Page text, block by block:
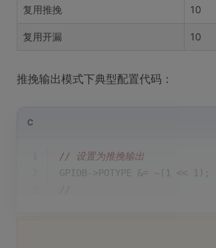
复用推挽 10
复用开漏 10
推挽输出模式下典型配置代码：
C
// 设置为推挽输出
GPIOB->POTYPE &= ~( 1 << 1 );